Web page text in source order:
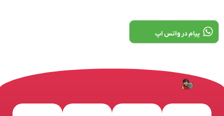
پیام در واتس اپ